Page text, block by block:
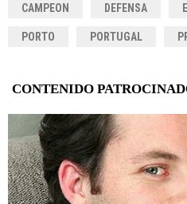
CAMPEON DEFENSA
PORTO PORTUGAL